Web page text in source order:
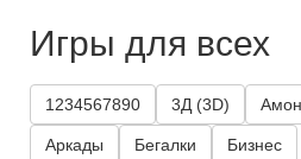
Игры для всех
1234567890 3Д (3D)
Аркады Бегалки Бизнес